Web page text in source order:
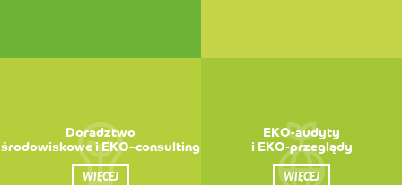
Doradztwo
środowiskowe i EKO–consulting
WIĘCEJ
EKO-audyty
i EKO-przeglądy
WIĘCEJ